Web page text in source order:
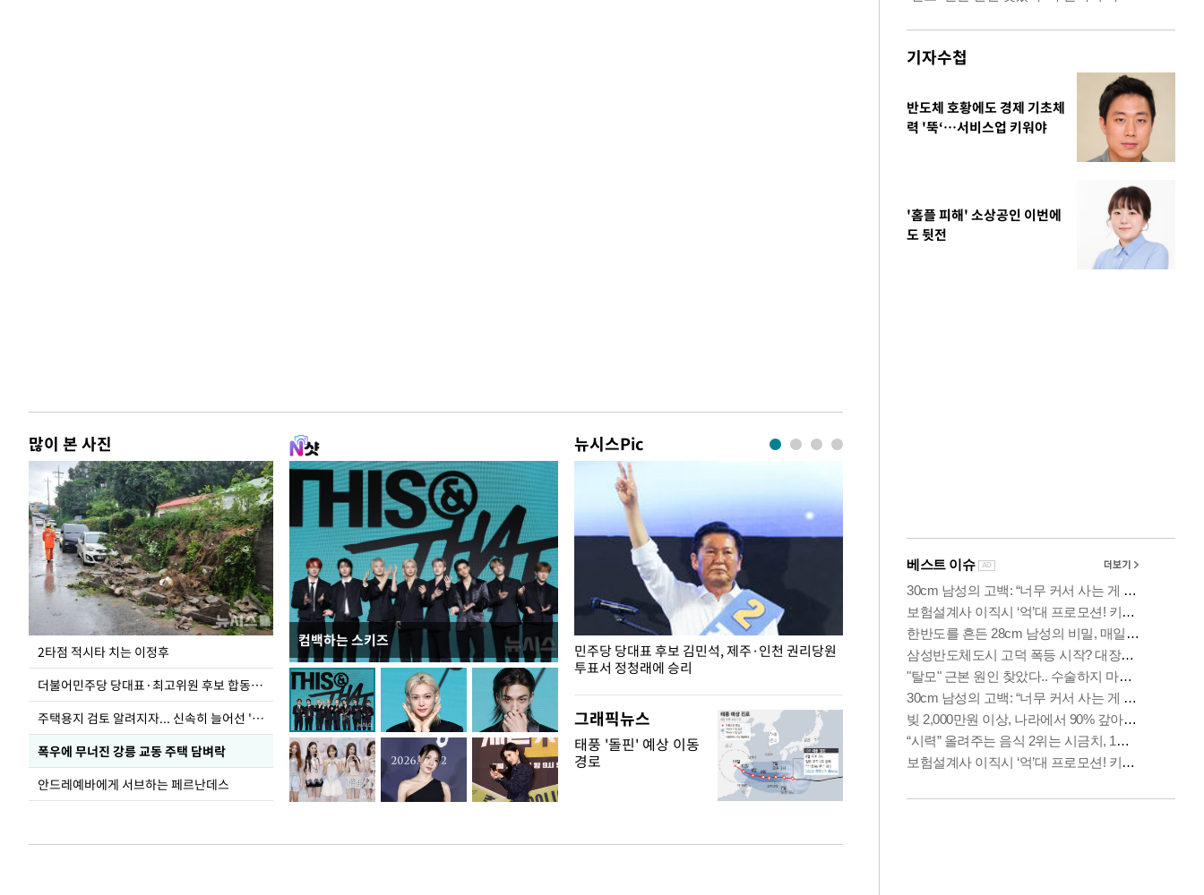
많이 본 사진
2타점 적시타 치는 이정후
더불어민주당 당대표·최고위원 후보 합동연설회
주택용지 검토 알려지자... 신속히 늘어선 '근조화환'
폭우에 무너진 강릉 교동 주택 담벼락
안드레예바에게 서브하는 페르난데스
컴백하는 스키즈
뉴시스Pic
이번주 국회에는 무슨 일이? [뉴시스국회토pic]
민주당 당대표 후보 김민석, 제주·인천 권리당원
투표서 정청래에 승리
무더위 잊는 도심형 여름 축제 '2026 서울 바캉스 용산어린이정원
그래픽뉴스
태풍 '돌핀' 예상 이동
경로
기자수첩
반도체 호황에도 경제 기초체
력 '뚝‘…서비스업 키워야
'홈플 피해' 소상공인 이번에
도 뒷전